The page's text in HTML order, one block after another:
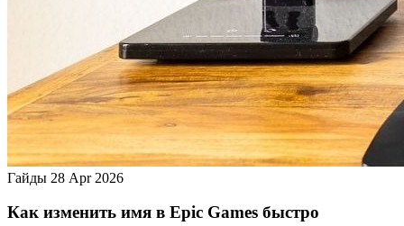
Гайды 28 Apr 2026
Как изменить имя в Epic Games быстро